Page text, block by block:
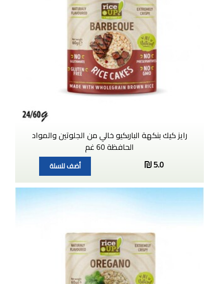
رايز كيك بنكهة الباربكيو خالي من الجلوتين والمواد
الحافظة 60 غم
5.0
أضف للسلة